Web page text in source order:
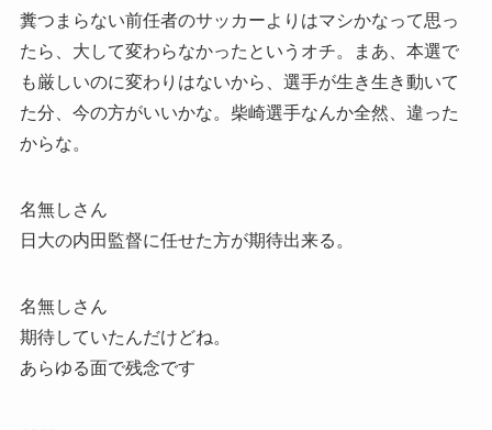
糞つまらない前任者のサッカーよりはマシかなって思っ
たら、大して変わらなかったというオチ。まあ、本選で
も厳しいのに変わりはないから、選手が生き生き動いて
た分、今の方がいいかな。柴崎選手なんか全然、違った
からな。
名無しさん
日大の内田監督に任せた方が期待出来る。
名無しさん
期待していたんだけどね。
あらゆる面で残念です